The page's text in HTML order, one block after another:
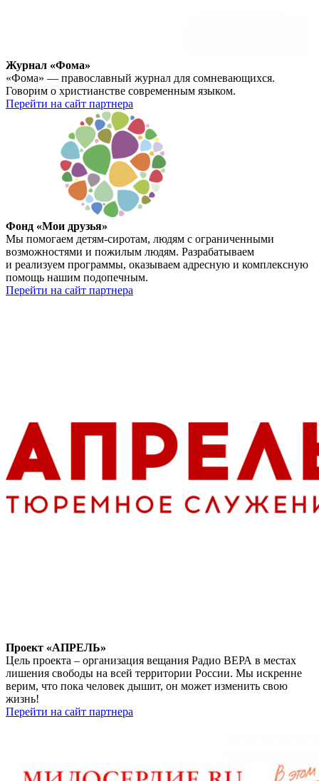
Журнал «Фома»
«Фома» — православный журнал для сомневающихся.
Говорим о христианстве современным языком.
Перейти на сайт партнера
Фонд «Мои друзья»
Мы помогаем детям-сиротам, людям с ограниченными
возможностями и пожилым людям. Разрабатываем
и реализуем программы, оказываем адресную и комплексную
помощь нашим подопечным.
Перейти на сайт партнера
Проект «АПРЕЛЬ»
Цель проекта – организация вещания Радио ВЕРА в местах
лишения свободы на всей территории России. Мы искренне
верим, что пока человек дышит, он может изменить свою
жизнь!
Перейти на сайт партнера